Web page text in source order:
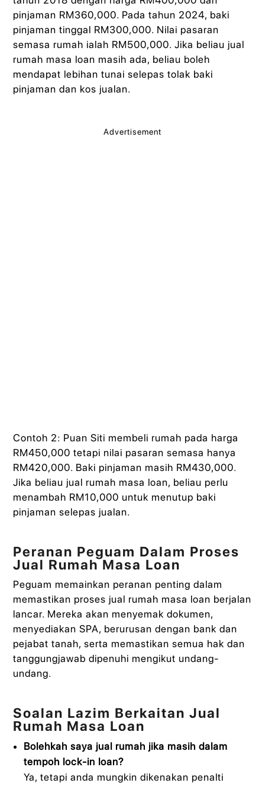
pinjaman RM360,000. Pada tahun 2024, baki
pinjaman tinggal RM300,000. Nilai pasaran
semasa rumah ialah RM500,000. Jika beliau jual
rumah masa loan masih ada, beliau boleh
mendapat lebihan tunai selepas tolak baki
pinjaman dan kos jualan.
Advertisement
Contoh 2: Puan Siti membeli rumah pada harga
RM450,000 tetapi nilai pasaran semasa hanya
RM420,000. Baki pinjaman masih RM430,000.
Jika beliau jual rumah masa loan, beliau perlu
menambah RM10,000 untuk menutup baki
pinjaman selepas jualan.
Peranan Peguam Dalam Proses
Jual Rumah Masa Loan
Peguam memainkan peranan penting dalam
memastikan proses jual rumah masa loan berjalan
lancar. Mereka akan menyemak dokumen,
menyediakan SPA, berurusan dengan bank dan
pejabat tanah, serta memastikan semua hak dan
tanggungjawab dipenuhi mengikut undang-
undang.
Soalan Lazim Berkaitan Jual
Rumah Masa Loan
Bolehkah saya jual rumah jika masih dalam
tempoh lock-in loan?
Ya, tetapi anda mungkin dikenakan penalti